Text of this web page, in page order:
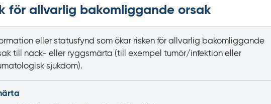
för allvarlig bakom­liggande orsak
eller statusfynd som ökar risken för allvarlig bakomliggande
till nack- eller ryggsmärta (till exempel tumör/infektion eller
sjukdom).